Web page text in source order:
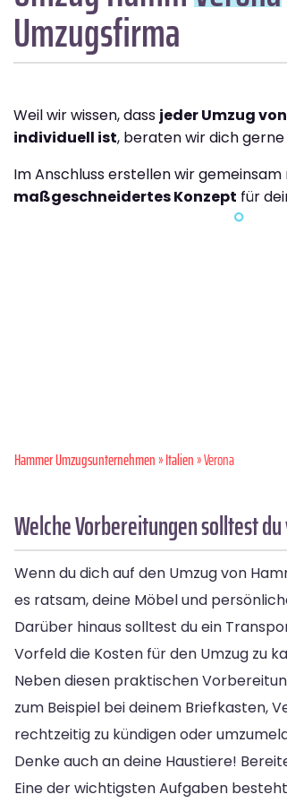
Umzugsfirma
Weil wir wissen, dass jeder Umzug
individuell ist, beraten wir dich
Im Anschluss erstellen wir gemeinsam
maßgeschneidertes Konzept für
Hammer Umzugsunternehmen»Italien» Verona
Welche Vorbereitungen solltest
Wenn du dich auf den Umzug von
es ratsam, deine Möbel und
Darüber hinaus solltest du ein
Vorfeld die Kosten für den Umzug zu
Neben diesen praktischen
zum Beispiel bei deinem Briefkasten,
rechtzeitig zu kündigen oder
Denke auch an deine Haustiere!
Eine der wichtigsten Aufgaben